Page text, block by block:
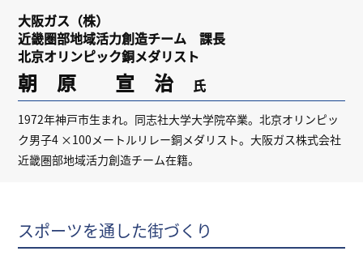
大阪ガス（株）
近畿圏部地域活力創造チーム 課長
北京オリンピック銅メダリスト
朝 原 宣 治 氏
1972年神戸市生まれ。同志社大学大学院卒業。北京オリンピッ
ク男子4 ×100メートルリレー銅メダリスト。大阪ガス株式会社
近畿圏部地域活力創造チーム在籍。
スポーツを通した街づくり